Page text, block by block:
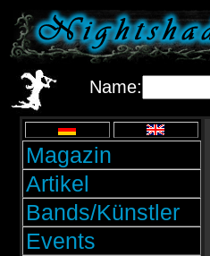
Name:
Magazin
Artikel
Bands/Künstler
Events